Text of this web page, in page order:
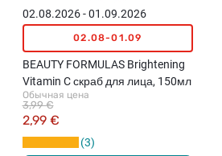
02.08.2026 - 01.09.2026
02.08-01.09
BEAUTY FORMULAS Brightening
Vitamin C скраб для лица, 150мл
Обычная цена
2,99 €
3,99 €
3